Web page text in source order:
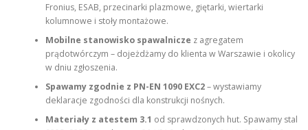
Fronius, ESAB, przecinarki plazmowe, giętarki, wiertarki
kolumnowe i stoły montażowe.
Mobilne stanowisko spawalnicze z agregatem
prądotwórczym – dojeżdżamy do klienta w Warszawie i okolicy
w dniu zgłoszenia.
Spawamy zgodnie z PN-EN 1090 EXC2– wystawiamy
deklaracje zgodności dla konstrukcji nośnych.
Materiały z atestem 3.1 od sprawdzonych hut. Spawamy stal